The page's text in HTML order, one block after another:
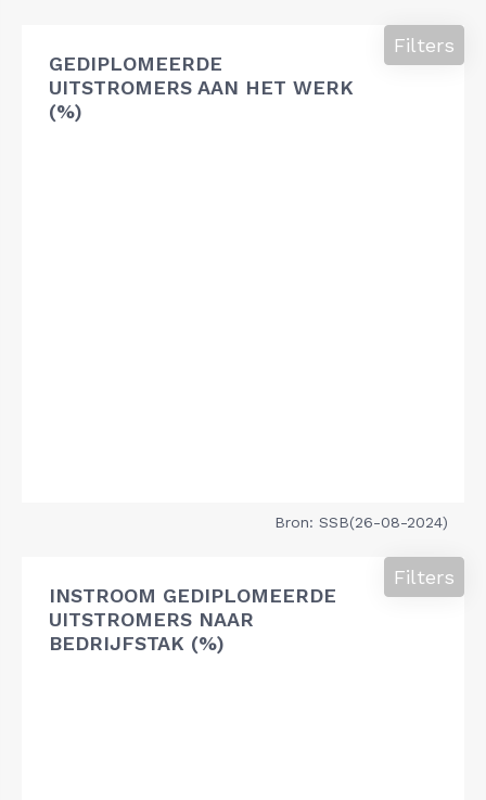
GEDIPLOMEERDE
UITSTROMERS AAN HET WERK
(%)
Filters
Bron: SSB(26-08-2024)
INSTROOM GEDIPLOMEERDE
UITSTROMERS NAAR
BEDRIJFSTAK (%)
Filters